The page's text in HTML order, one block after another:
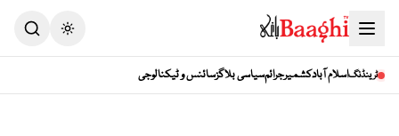
Toggle theme
ٹرینڈنگاسلام آبادکشمیرجرائمسیاسی بلاگزسائنس و ٹیکنالوجی